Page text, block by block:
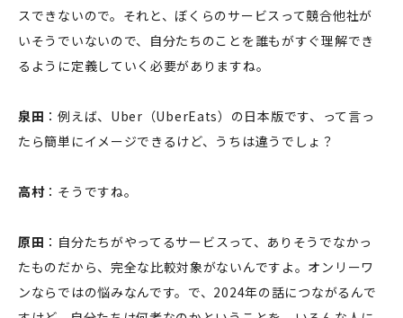
スできないので。それと、ぼくらのサービスって競合他社が
いそうでいないので、自分たちのことを誰もがすぐ理解でき
るように定義していく必要がありますね。
泉田 ：例えば、Uber（UberEats）の日本版です、って言っ
たら簡単にイメージできるけど、うちは違うでしょ？
高村：そうですね。
原田 ：自分たちがやってるサービスって、ありそうでなかっ
たものだから、完全な比較対象がないんですよ。オンリーワ
ンならではの悩みなんです。で、2024年の話につながるんで